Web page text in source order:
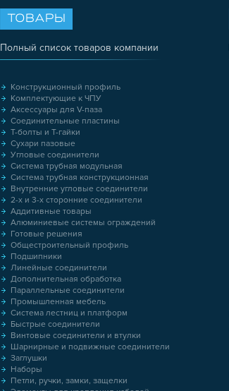
ТОВАРЫ
Полный список товаров компании
Конструкционный профиль
Комплектующие к ЧПУ
Аксессуары для V-паза
Соединительные пластины
Т-болты и Т-гайки
Сухари пазовые
Угловые соединители
Система трубная модульная
Система трубная конструкционная
Внутренние угловые соединители
2-х и 3-х сторонние соединители
Аддитивные товары
Алюминиевые системы ограждений
Готовые решения
Общестроительный профиль
Подшипники
Линейные соединители
Дополнительная обработка
Параллельные соединители
Промышленная мебель
Система лестниц и платформ
Быстрые соединители
Винтовые соединители и втулки
Шарнирные и подвижные соединители
Заглушки
Наборы
Петли, ручки, замки, защелки